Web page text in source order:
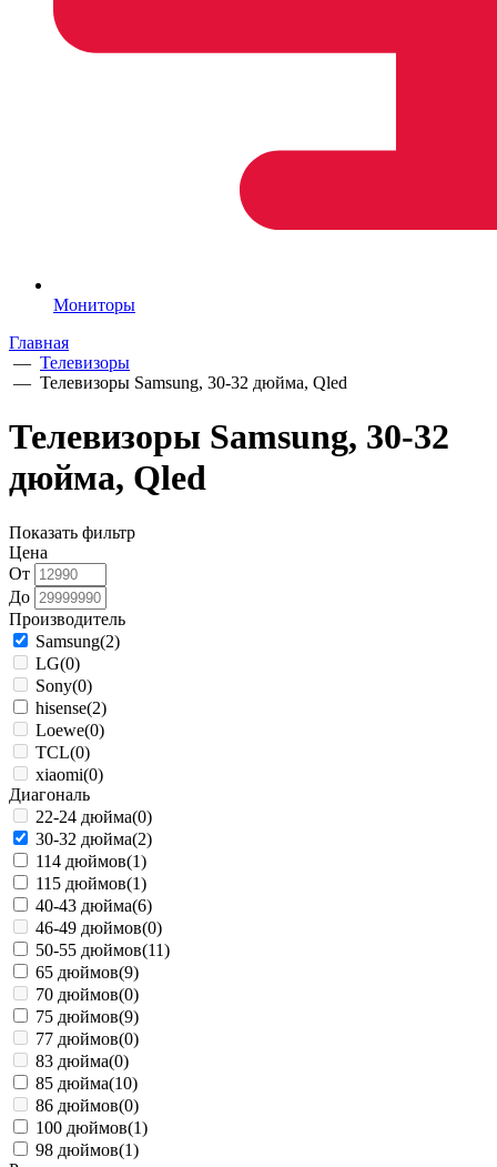
Мониторы
Главная
— Телевизоры
— Телевизоры Samsung, 30-32 дюйма, Qled
Телевизоры Samsung, 30-32
дюйма, Qled
Показать фильтр
Цена
От
До
Производитель
Samsung(2)
LG(0)
Sony(0)
hisense(2)
Loewe(0)
TCL(0)
xiaomi(0)
Диагональ
22-24 дюйма(0)
30-32 дюйма(2)
114 дюймов(1)
115 дюймов(1)
40-43 дюйма(6)
46-49 дюймов(0)
50-55 дюймов(11)
65 дюймов(9)
70 дюймов(0)
75 дюймов(9)
77 дюймов(0)
83 дюйма(0)
85 дюйма(10)
86 дюймов(0)
100 дюймов(1)
98 дюймов(1)